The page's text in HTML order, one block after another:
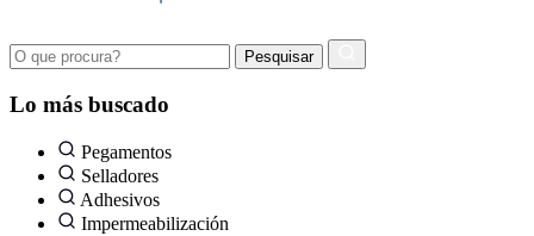
Lo más buscado
Pegamentos
Selladores
Adhesivos
Impermeabilización